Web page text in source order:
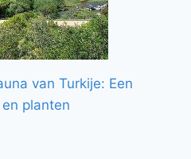
van Turkije: Een
planten